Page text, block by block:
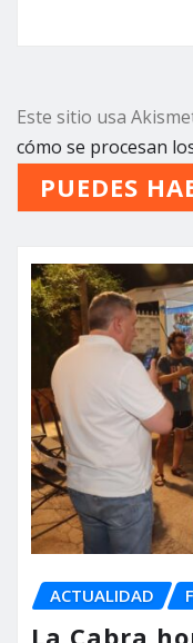
Este sitio usa
cómo se procesan
PUEDES
ACTUALIDAD